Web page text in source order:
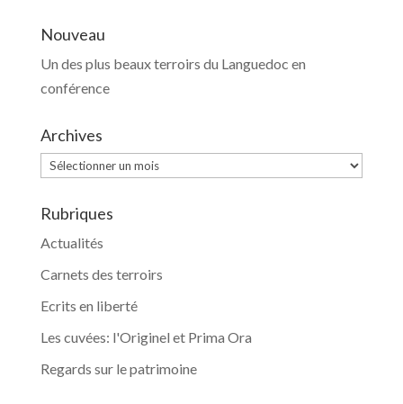
Nouveau
Un des plus beaux terroirs du Languedoc en
conférence
Archives
Archives
Rubriques
Actualités
Carnets des terroirs
Ecrits en liberté
Les cuvées: l'Originel et Prima Ora
Regards sur le patrimoine